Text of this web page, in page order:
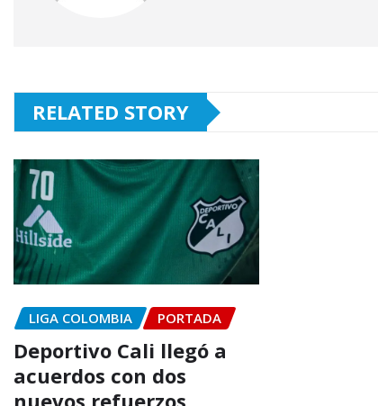
RELATED STORY
LIGA COLOMBIA PORTADA
Deportivo Cali llegó a
acuerdos con dos